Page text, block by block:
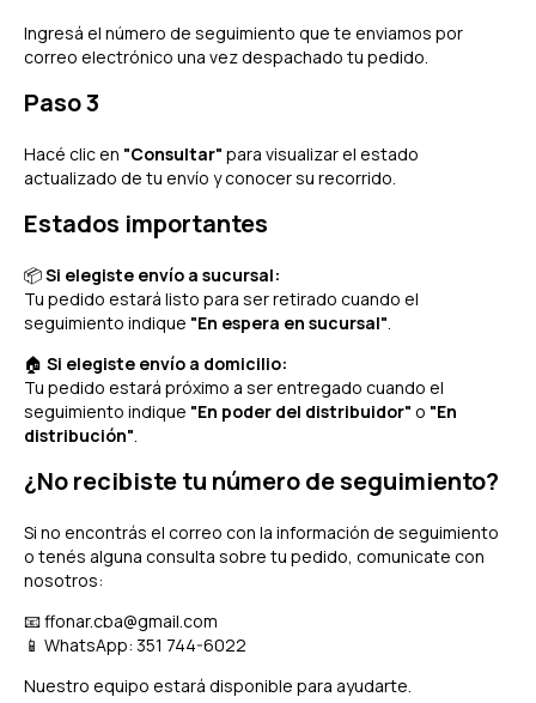
Ingresá el número de seguimiento que te enviamos por
correo electrónico una vez despachado tu pedido.
Paso 3
Hacé clic en "Consultar" para visualizar el estado
actualizado de tu envío y conocer su recorrido.
Estados importantes
📦Si elegiste envío a sucursal:
Tu pedido estará listo para ser retirado cuando el
seguimiento indique "En espera en sucursal".
🏠 Si elegiste envío a domicilio:
Tu pedido estará próximo a ser entregado cuando el
seguimiento indique "En poder del distribuidor" o "En
distribución".
¿No recibiste tu número de seguimiento?
Si no encontrás el correo con la información de seguimiento
o tenés alguna consulta sobre tu pedido, comunicate con
nosotros:
📧ffonar.cba@gmail.com
📱 WhatsApp: 351 744-6022
Nuestro equipo estará disponible para ayudarte.